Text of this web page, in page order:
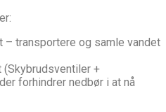
– transportere og samle vandet
(Skybrudsventiler +
forhindrer nedbør i at nå